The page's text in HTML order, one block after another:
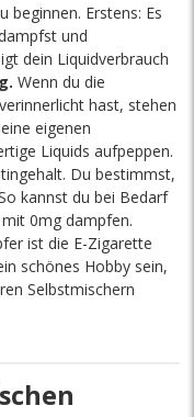
beginnen. Erstens: Es
und
dein Liquidverbrauch
Wenn du die
hast, stehen
eigenen
Liquids aufpeppen.
Du bestimmst,
kannst du bei Bedarf
0mg dampfen.
ist die E-Zigarette
schönes Hobby sein,
Selbstmischern